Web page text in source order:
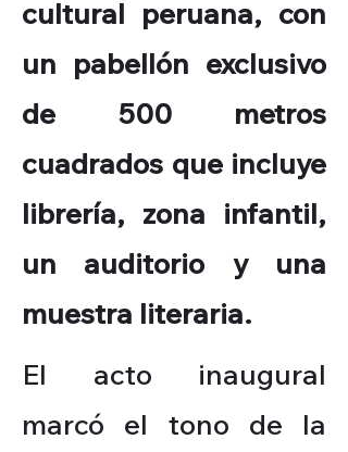
cultural peruana, con
un pabellón exclusivo
de 500 metros
cuadrados que incluye
librería, zona infantil,
un auditorio y una
muestra literaria.
El acto inaugural
marcó el tono de la